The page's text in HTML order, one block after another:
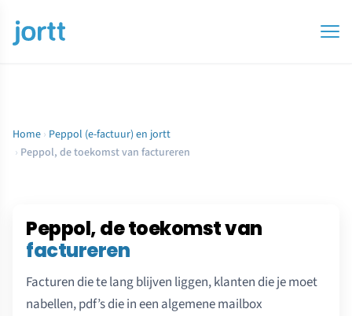
Home › Peppol (e-factuur) en jortt
› Peppol, de toekomst van factureren
Peppol, de toekomst van
factureren
Facturen die te lang blijven liggen, klanten die je moet
nabellen, pdf’s die in een algemene mailbox